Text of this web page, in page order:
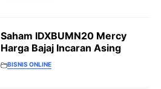
Saham IDXBUMN20 Mercy
Harga Bajaj Incaran Asing
BISNIS ONLINE